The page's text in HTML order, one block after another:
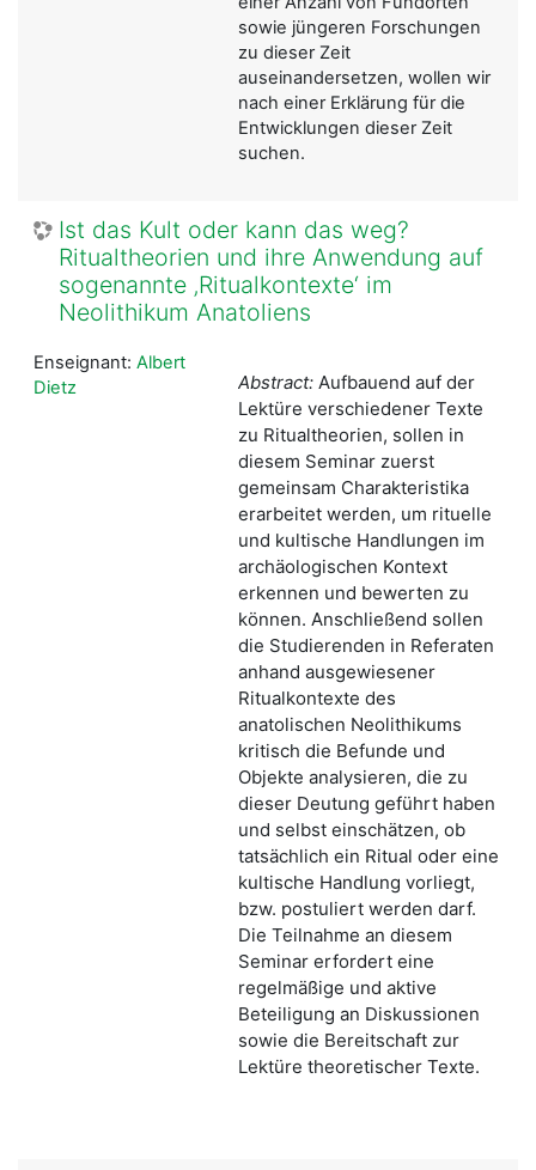
sowie jüngeren Forschungen
zu dieser Zeit
auseinandersetzen, wollen wir
nach einer Erklärung für die
Entwicklungen dieser Zeit
suchen.
Ist das Kult oder kann das weg?
Ritualtheorien und ihre Anwendung auf
sogenannte ‚Ritualkontexte‘ im
Neolithikum Anatoliens
Abstract:Aufbauend auf der
Lektüre verschiedener Texte
zu Ritualtheorien, sollen in
diesem Seminar zuerst
gemeinsam Charakteristika
erarbeitet werden, um rituelle
und kultische Handlungen im
archäologischen Kontext
erkennen und bewerten zu
können. Anschließend sollen
die Studierenden in Referaten
anhand ausgewiesener
Ritualkontexte des
anatolischen Neolithikums
kritisch die Befunde und
Objekte analysieren, die zu
dieser Deutung geführt haben
und selbst einschätzen, ob
tatsächlich ein Ritual oder eine
kultische Handlung vorliegt,
bzw. postuliert werden darf.
Die Teilnahme an diesem
Seminar erfordert eine
regelmäßige und aktive
Beteiligung an Diskussionen
sowie die Bereitschaft zur
Lektüre theoretischer Texte.
Enseignant: Albert
Dietz